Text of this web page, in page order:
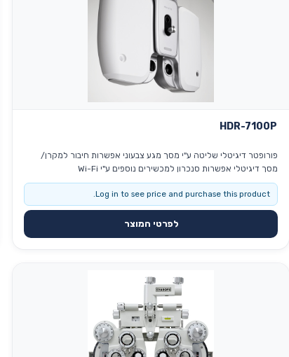
HDR-7100P
פורופטר דיגיטלי שליטה ע"י מסך מגע צבעוני אפשרות חיבור למקרן/
מסך דיגיטלי אפשרות סנכרון למכשירים נוספים ע"י Wi-Fi
לפרטי המוצר
Log in to see price and purchase this product.